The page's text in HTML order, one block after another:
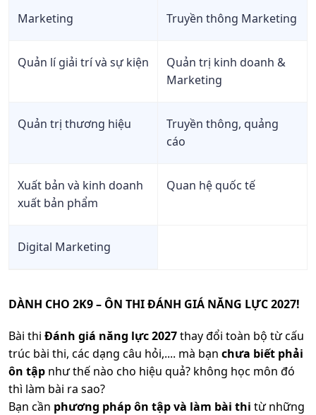
Marketing Truyền thông Marketing
Quản lí giải trí và sự kiện
Quản trị kinh doanh &
Marketing
Quản trị thương hiệu
Truyền thông, quảng
cáo
Xuất bản và kinh doanh
xuất bản phẩm
Quan hệ quốc tế
Digital Marketing
DÀNH CHO 2K9 – ÔN THI ĐÁNH GIÁ NĂNG LỰC 2027!
Bài thi Đánh giá năng lực 2027thay đổi toàn bộ từ cấu
trúc bài thi, các dạng câu hỏi,.... mà bạn chưa biết phải
ôn tập như thế nào cho hiệu quả? không học môn đó
thì làm bài ra sao?
Bạn cần phương pháp ôn tập và làm bài thi từ những